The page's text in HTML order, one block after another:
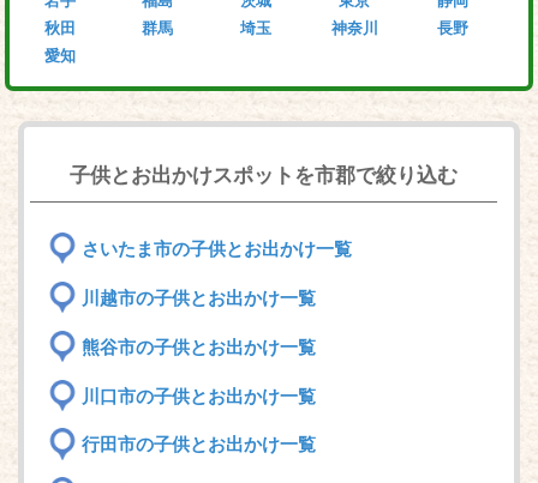
秋田
愛知
群馬
埼玉
神奈川
長野
子供とお出かけスポットを市郡で絞り込む
さいたま市の子供とお出かけ一覧
川越市の子供とお出かけ一覧
熊谷市の子供とお出かけ一覧
川口市の子供とお出かけ一覧
行田市の子供とお出かけ一覧